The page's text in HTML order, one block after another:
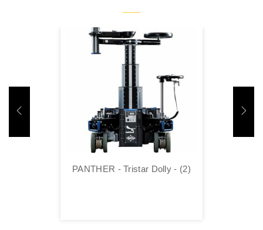
PANTHER - Tristar Dolly - (2)